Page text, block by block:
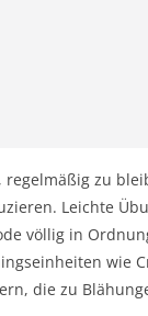
zu
Leichte
völlig in
wie
die zu